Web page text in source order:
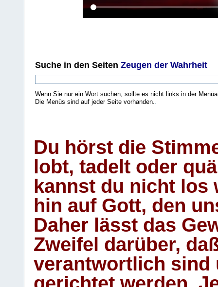
Suche in den Seiten Zeugen der Wahrheit
Wenn Sie nur ein Wort suchen, sollte es nicht links in der
Die Menüs sind auf jeder Seite vorhanden..
Du hörst die
lobt, tadelt oder
kannst du nicht los
hin auf Gott, den
Daher lässt das
Zweifel darüber,
verantwortlich sind